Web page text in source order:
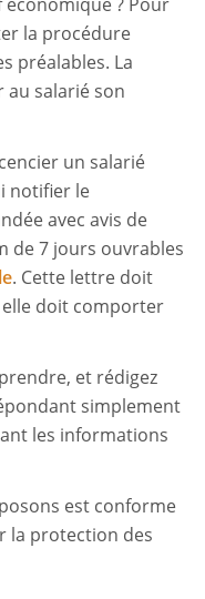
la procédure
préalables. La
salarié son
un salarié
notifier le
avec avis de
de 7 jours ouvrables
. Cette lettre doit
doit comporter
et rédigez
simplement
les informations
est conforme
la protection des